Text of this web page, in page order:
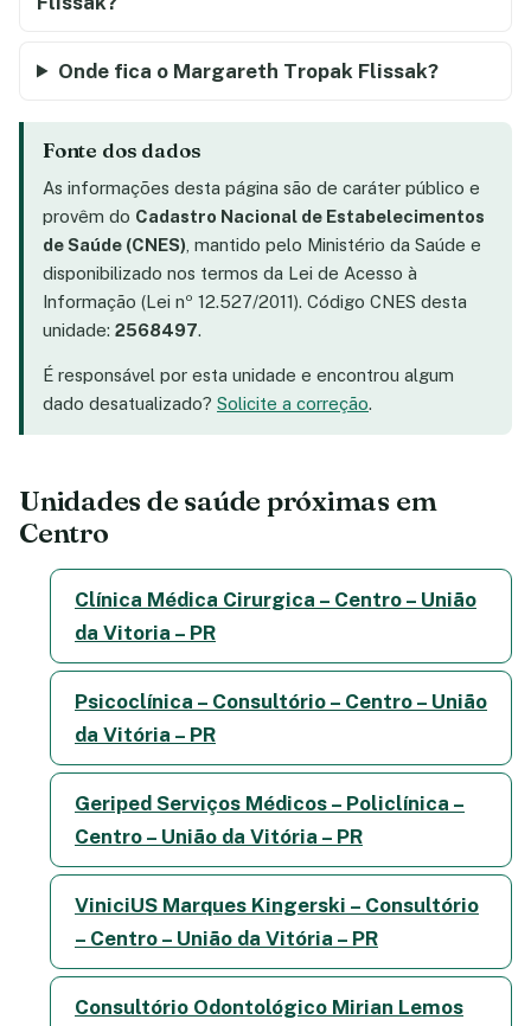
Onde fica o Margareth Tropak Flissak?
Fonte dos dados
As informações desta página são de caráter público e
provêm do Cadastro Nacional de Estabelecimentos
de Saúde (CNES) , mantido pelo Ministério da Saúde e
disponibilizado nos termos da Lei de Acesso à
Informação (Lei nº 12.527/2011). Código CNES desta
unidade: 2568497.
É responsável por esta unidade e encontrou algum
dado desatualizado? Solicite a correção.
Unidades de saúde próximas em
Centro
Clínica Médica Cirurgica – Centro – União
da Vitoria – PR
Psicoclínica – Consultório – Centro – União
da Vitória – PR
Geriped Serviços Médicos – Policlínica –
Centro – União da Vitória – PR
ViniciUS Marques Kingerski – Consultório
– Centro – União da Vitória – PR
Consultório Odontológico Mirian Lemos